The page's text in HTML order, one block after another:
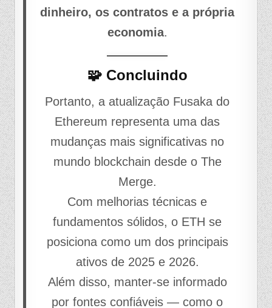
dinheiro, os contratos e a própria
economia.
🧩 Concluindo
Portanto, a atualização Fusaka do
Ethereum representa uma das
mudanças mais significativas no
mundo blockchain desde o The
Merge.
Com melhorias técnicas e
fundamentos sólidos, o ETH se
posiciona como um dos principais
ativos de 2025 e 2026.
Além disso, manter-se informado
por fontes confiáveis — como o